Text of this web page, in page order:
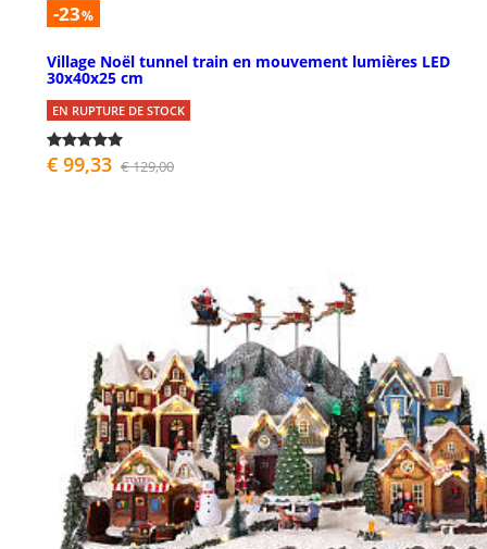
-23%
Village Noël tunnel train en mouvement lumières LED
30x40x25 cm
EN RUPTURE DE STOCK
€ 99,33 € 129,00